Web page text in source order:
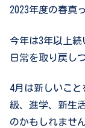
2023年度の春真
今年は3年以上続
日常を取り戻し
4月は新しいこ
級、進学、新生
のかもしれません